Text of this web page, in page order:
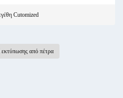
Cutomized
εκτύπωσης από πέτρα